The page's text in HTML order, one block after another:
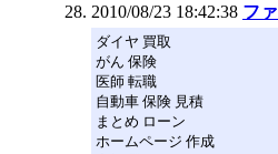
2010/08/23 18:42:38 フ
ダイヤ 買取
がん 保険
医師 転職
自動車 保険 見積
まとめ ローン
ホームページ 作成